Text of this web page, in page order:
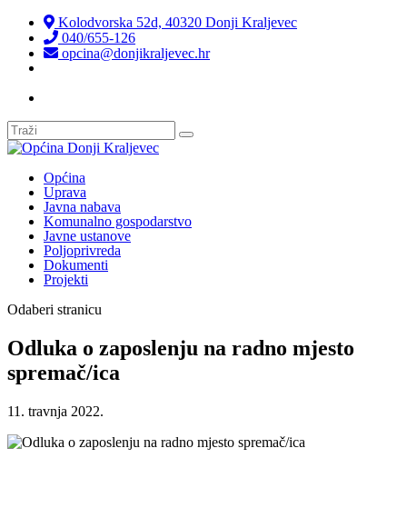
Kolodvorska 52d, 40320 Donji Kraljevec
040/655-126
opcina@donjikraljevec.hr
Općina
Uprava
Javna nabava
Komunalno gospodarstvo
Javne ustanove
Poljoprivreda
Dokumenti
Projekti
Odaberi stranicu
Odluka o zaposlenju na radno mjesto
spremač/ica
11. travnja 2022.